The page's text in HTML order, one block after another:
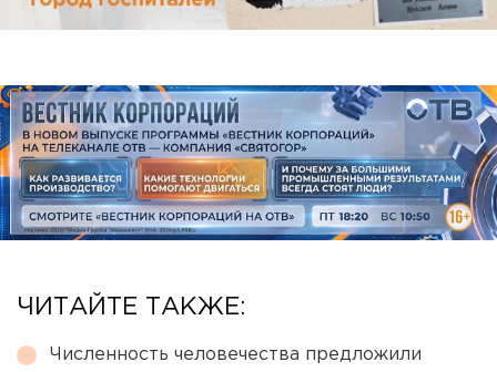
ЧИТАЙТЕ ТАКЖЕ:
Численность человечества предложили